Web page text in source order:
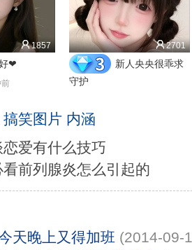
1857
❤
2701
新人央央很乖求
守护
搞笑图片 内涵
恋爱有什么技巧
看前列腺炎怎么引起的
天晚上又得加班 (2014-09-